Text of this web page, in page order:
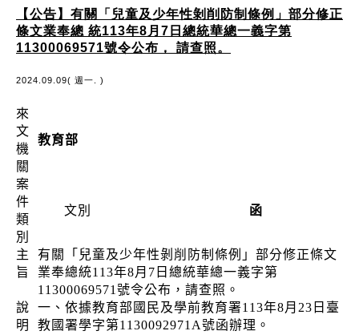
【公告】有關「兒童及少年性剝削防制條例」部分修正
條文業奉總 統113年8月7日總統華總一義字第
11300069571號令公布， 請查照。
2024.09.09( 週一. )
來
文
機
關
教育部
案
件
類
別
文別 函
主
旨
有關「兒童及少年性剝削防制條例」部分修正條文
業奉總統113年8月7日總統華總一義字第
11300069571號令公布，請查照。
說
明
一、依據教育部國民及學前教育署113年8月23日臺
教國署學字第1130092971A號函辦理。